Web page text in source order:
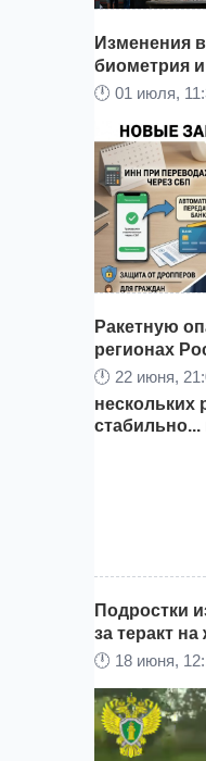
Как
произошло
Востока: с
отправился
Изменения
биометрия
🕛 01 июля,
С 1 июля
пакет
коснутся
Ракетную
регионах
🕛 22 июня,
нескольких
стабильно...
Подростки
за теракт
🕛 18 июня,